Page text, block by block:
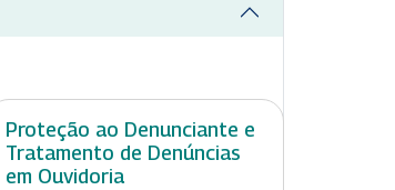
Proteção ao Denunciante e
Tratamento de Denúncias
em Ouvidoria